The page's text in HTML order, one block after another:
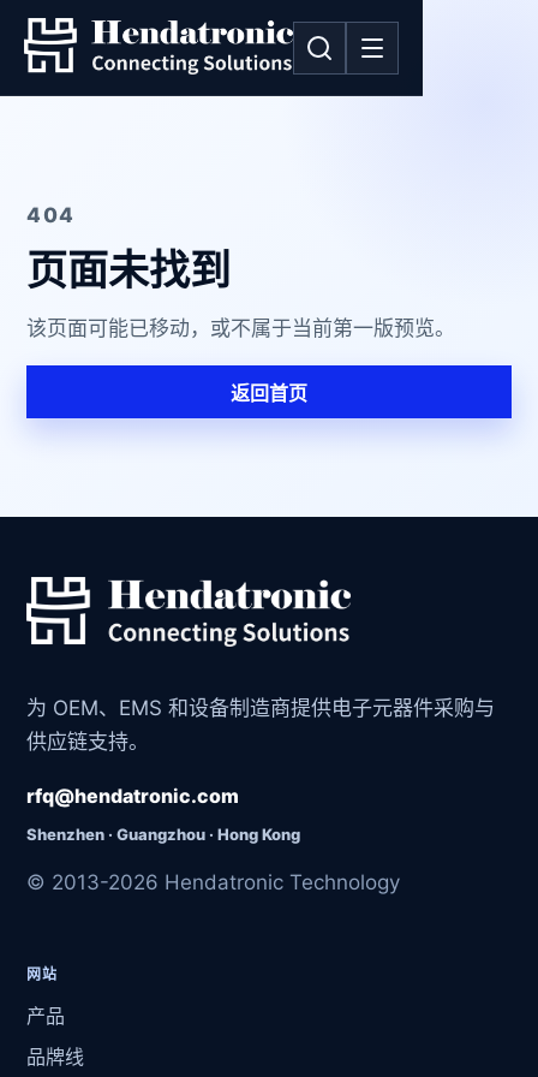
404
页面未找到
该页面可能已移动，或不属于当前第一版预览。
返回首页
为 OEM、EMS 和设备制造商提供电子元器件采购与
供应链支持。
rfq@hendatronic.com
Shenzhen · Guangzhou · Hong Kong
© 2013-2026 Hendatronic Technology
网站
产品
品牌线